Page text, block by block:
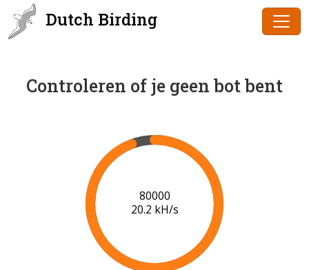
Dutch Birding
Controleren of je geen bot bent
83000
20.0 kH/s